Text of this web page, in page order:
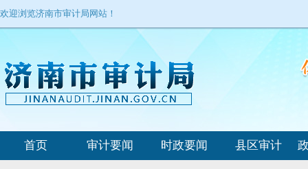
欢迎浏览济南市审计局网站！
首页 审计要闻 时政要闻 县区审计